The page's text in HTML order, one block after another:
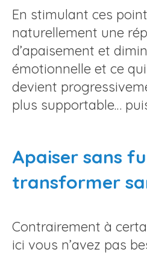
En stimulant ces
naturellement une
d’apaisement et
émotionnelle et ce
devient
plus supportable…
Apaiser sans
transformer
Contrairement à
ici vous n’avez pas